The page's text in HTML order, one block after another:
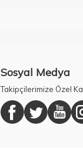
Sosyal Medya
Takipçilerimize Özel